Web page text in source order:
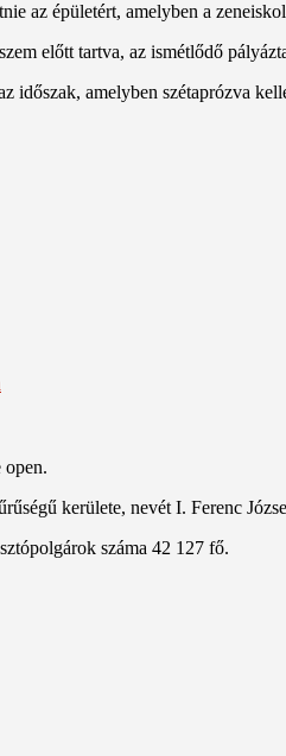
az épületért, amelyben a
előtt tartva, az ismétlődő
időszak, amelyben szétaprózva
open.
kerülete, nevét I. Ferenc
száma 42 127 fő.